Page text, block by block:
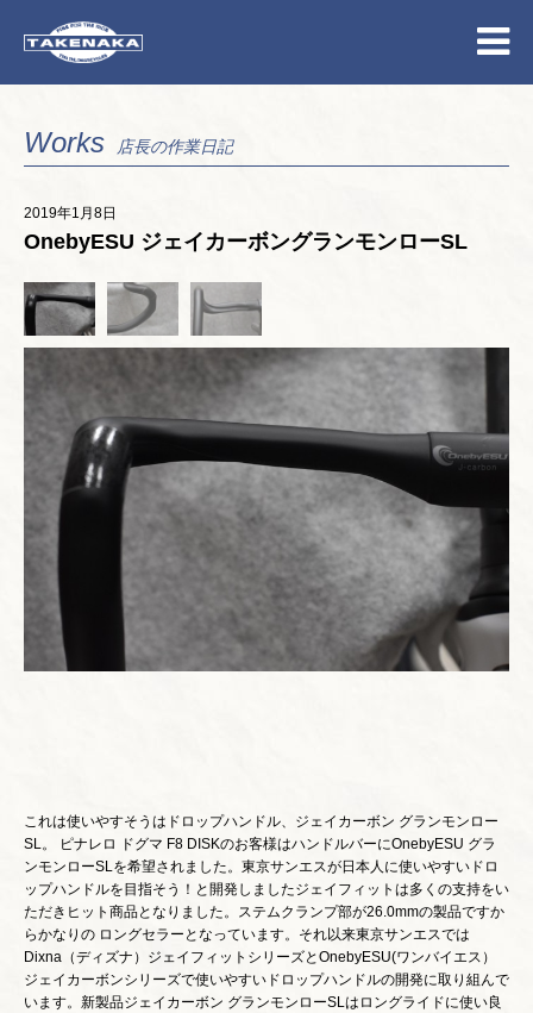
Works 店長の作業日記
2019年1月8日
OnebyESU ジェイカーボングランモンローSL
これは使いやすそうはドロップハンドル、ジェイカーボン グランモンロー
SL。 ピナレロ ドグマ F8 DISKのお客様はハンドルバーにOnebyESU グラ
ンモンローSLを希望されました。東京サンエスが日本人に使いやすいドロ
ップハンドルを目指そう！と開発しましたジェイフィットは多くの支持をい
ただきヒット商品となりました。ステムクランプ部が26.0mmの製品ですか
らかなりの ロングセラーとなっています。それ以来東京サンエスでは
Dixna（ディズナ）ジェイフィットシリーズとOnebyESU(ワンバイエス）
ジェイカーボンシリーズで使いやすいドロップハンドルの開発に取り組んで
います。新製品ジェイカーボン グランモンローSLはロングライドに使い良